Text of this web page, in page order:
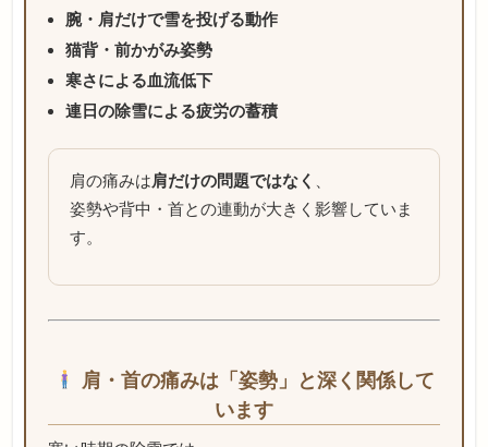
腕・肩だけで雪を投げる動作
猫背・前かがみ姿勢
寒さによる血流低下
連日の除雪による疲労の蓄積
肩の痛みは肩だけの問題ではなく
姿勢や背中・首との連動が大きく影響していま
す。
肩・首の痛みは「姿勢」と深く関係して
います